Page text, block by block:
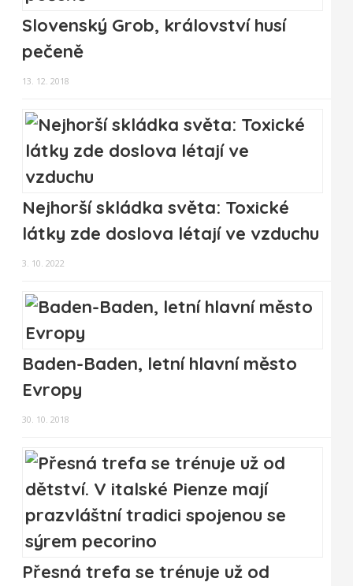
Slovenský Grob, království husí
pečeně
13. 12. 2018
Nejhorší skládka světa: Toxické
látky zde doslova létají ve vzduchu
3. 10. 2022
Baden-Baden, letní hlavní město
Evropy
30. 10. 2018
Přesná trefa se trénuje už od